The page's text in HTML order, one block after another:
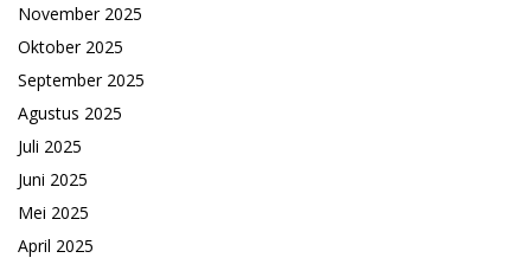
November 2025
Oktober 2025
September 2025
Agustus 2025
Juli 2025
Juni 2025
Mei 2025
April 2025